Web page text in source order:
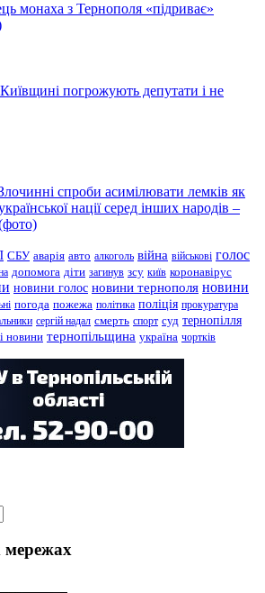
монаха з Тернополя «підриває»
погрожують депутати і не
спроби асимілювати лемків як
нації серед інших народів –
СБУ аварія авто алкоголь війна військові голос
допомога діти загинув зсу київ коронавірус
новини голос новини тернополя новини
погода пожежа політика поліція прокуратура
сергій надал смерть спорт суд тернопілля
новини тернопільщина україна чортків
мережах